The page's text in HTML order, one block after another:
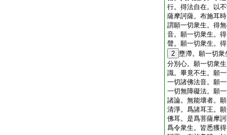
行。得法自在。以
薩摩訶薩。布施耳
謂願一切衆生。得
音。願一切衆生。
聲。願一切衆生。
2 壅滯。願一切
分別心。願一切衆
識。畢竟不生。願
一切諸佛法音。願
一切無障礙法。願
諸論。無能壞者。
清淨。爲諸耳王。
佛耳。是爲菩薩摩
爲令衆生。皆悉獲